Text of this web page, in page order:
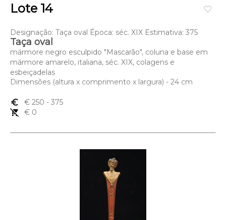
favorite_border
Lote 14
Designação: Taça oval Época: séc. XIX Estimativa: 375
Taça oval
mármore negro esculpido "Mascarão", coluna e base em
mármore amarelo, italiana, séc. XIX, colagens e
esbeiçadelas
Dimensões (altura x comprimento x largura) - 24 cm
euro_symbol € 250 - 375
remove_shopping_cart
€ 0